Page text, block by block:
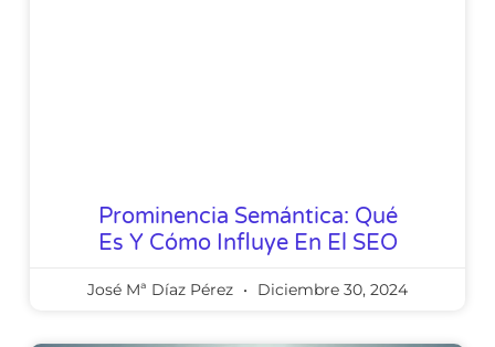
Prominencia Semántica: Qué
Es Y Cómo Influye En El SEO
José Mª Díaz Pérez Diciembre 30, 2024